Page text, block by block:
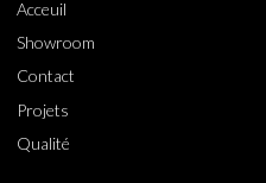
Acceuil
Showroom
Contact
Projets
Qualité